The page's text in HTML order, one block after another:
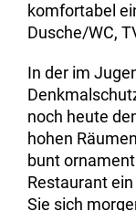
komfortabel
Dusche/WC,
In der im
noch heute
hohen
bunt
Restaurant
Sie sich